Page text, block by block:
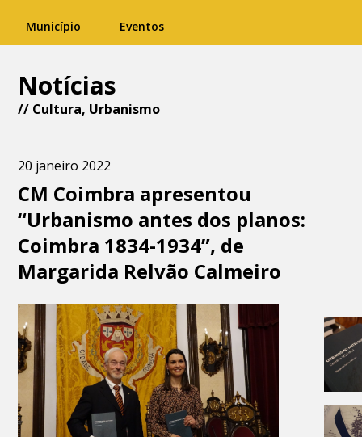
Município Eventos
Notícias
// Cultura, Urbanismo
20 janeiro 2022
CM Coimbra apresentou
“Urbanismo antes dos planos:
Coimbra 1834-1934”, de
Margarida Relvão Calmeiro